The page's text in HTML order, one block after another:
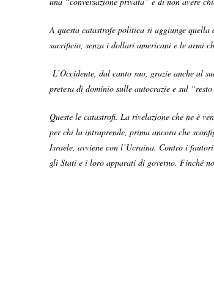
A questa catastrofe politica si aggiunge
sacrificio, senza i dollari americani e le armi
L’Occidente, dal canto suo, grazie anche al
pretesa di dominio sulle autocrazie e sul
Queste le catastrofi. La rivelazione che ne è
per chi la intraprende, prima ancora che
Israele, avviene con l’Ucraina. Contro i
gli Stati e i loro apparati di governo. Finché